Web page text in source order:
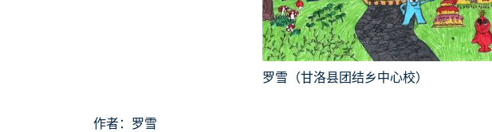
罗雪（甘洛县团结乡中心校）
作者：罗雪